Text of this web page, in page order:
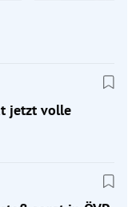
jetzt volle